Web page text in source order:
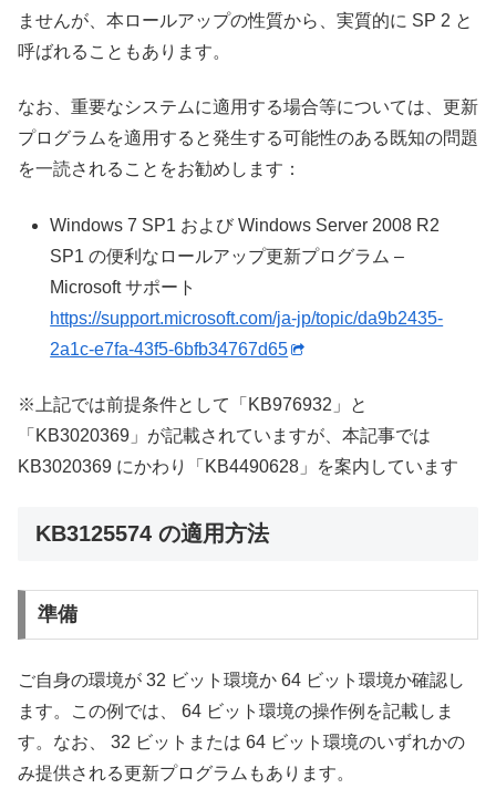
ませんが、本ロールアップの性質から、実質的に SP 2 と
呼ばれることもあります。
なお、重要なシステムに適用する場合等については、更新
プログラムを適用すると発生する可能性のある既知の問題
を一読されることをお勧めします：
Windows 7 SP1 および Windows Server 2008 R2
SP1 の便利なロールアップ更新プログラム –
Microsoft サポート
https://support.microsoft.com/ja-jp/topic/da9b2435-
2a1c-e7fa-43f5-6bfb34767d65
※上記では前提条件として「KB976932」と
「KB3020369」が記載されていますが、本記事では
KB3020369 にかわり「KB4490628」を案内しています
KB3125574 の適用方法
準備
ご自身の環境が 32 ビット環境か 64 ビット環境か確認し
ます。この例では、 64 ビット環境の操作例を記載しま
す。なお、 32 ビットまたは 64 ビット環境のいずれかの
み提供される更新プログラムもあります。